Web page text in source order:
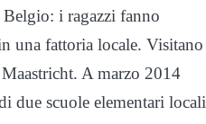
i ragazzi fanno
una fattoria locale. Visitano
A marzo 2014
due scuole elementari locali